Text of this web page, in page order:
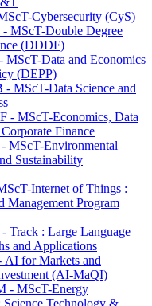
Cybersecurity (CyS)
MScT-Double Degree
(DDDF)
MScT-Data and Economics
(DEPP)
MScT-Data Science and
- MScT-Economics, Data
Finance
MScT-Environmental
Sustainability
Internet of Things :
Management Program
Track : Large Language
and Applications
for Markets and
(AI-MaQI)
- MScT-Energy
Technology &